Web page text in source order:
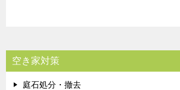
空き家対策
庭石処分・撤去